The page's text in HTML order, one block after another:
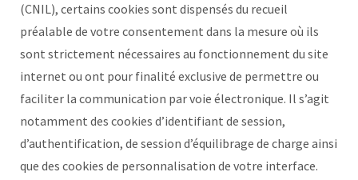
(CNIL), certains cookies sont dispensés du recueil
préalable de votre consentement dans la mesure où ils
sont strictement nécessaires au fonctionnement du site
internet ou ont pour finalité exclusive de permettre ou
faciliter la communication par voie électronique. Il s’agit
notamment des cookies d’identifiant de session,
d’authentification, de session d’équilibrage de charge ainsi
que des cookies de personnalisation de votre interface.